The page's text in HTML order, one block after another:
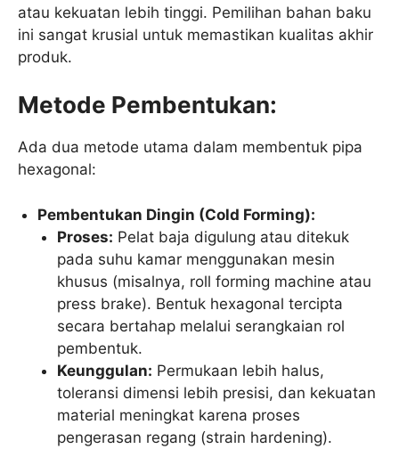
atau kekuatan lebih tinggi. Pemilihan bahan baku
ini sangat krusial untuk memastikan kualitas akhir
produk.
Metode Pembentukan:
Ada dua metode utama dalam membentuk pipa
hexagonal:
Pembentukan Dingin (Cold Forming):
Proses: Pelat baja digulung atau ditekuk
pada suhu kamar menggunakan mesin
khusus (misalnya, roll forming machine atau
press brake). Bentuk hexagonal tercipta
secara bertahap melalui serangkaian rol
pembentuk.
Keunggulan: Permukaan lebih halus,
toleransi dimensi lebih presisi, dan kekuatan
material meningkat karena proses
pengerasan regang (strain hardening).